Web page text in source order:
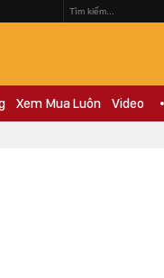
Xem Mua Luôn Video